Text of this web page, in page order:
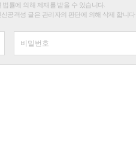
률에 의해 제재를 받을 수 있습니다.
공격성 글은 관리자의 판단에 의해 삭제 합니다.